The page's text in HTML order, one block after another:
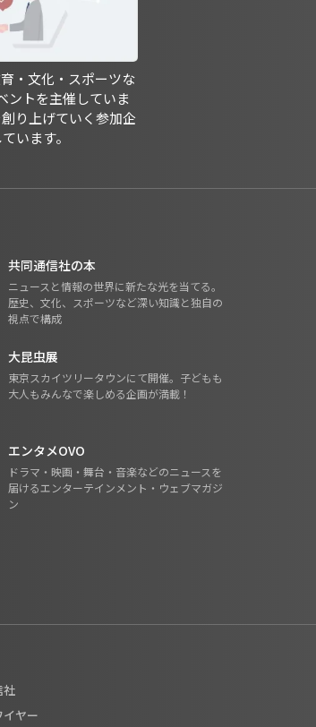
・文化・スポーツな
ントを主催していま
り上げていく参加企
います。
共同通信社の本
ニュースと情報の世界に新たな光を当てる。
歴史、文化、スポーツなど深い知識と独自の
視点で構成
大昆虫展
東京スカイツリータウンにて開催。子どもも
大人もみんなで楽しめる企画が満載！
エンタメOVO
ドラマ・映画・舞台・音楽などのニュースを
届けるエンターテインメント・ウェブマガジ
ン
社
イヤー